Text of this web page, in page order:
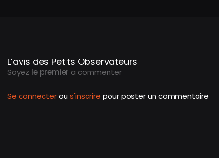
L’avis des Petits Observateurs
Soyez le premier a commenter
Se connecterou s'inscrire pour poster un commentaire